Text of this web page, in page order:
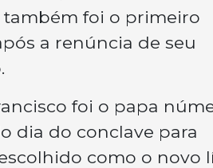
foi o primeiro
a renúncia de seu
foi o papa
dia do conclave para
como o novo